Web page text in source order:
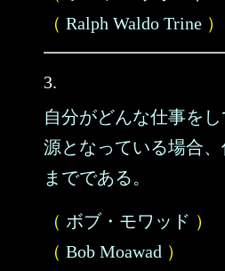
（ Ralph Waldo Trine ）
3.
自分がどんな仕事を
源となっている場合
までである。
（ ボブ・モワッド ）
（ Bob Moawad ）